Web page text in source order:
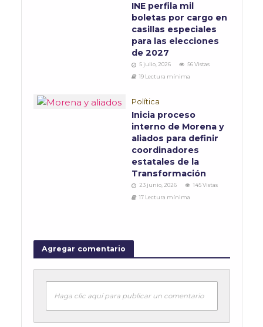
INE perfila mil
boletas por cargo en
casillas especiales
para las elecciones
de 2027
5 julio, 2026
56 Vistas
19 Lectura mínima
Política
Inicia proceso
interno de Morena y
aliados para definir
coordinadores
estatales de la
Transformación
23 junio, 2026
145 Vistas
17 Lectura mínima
Agregar comentario
Haga clic aquí para publicar un comentario